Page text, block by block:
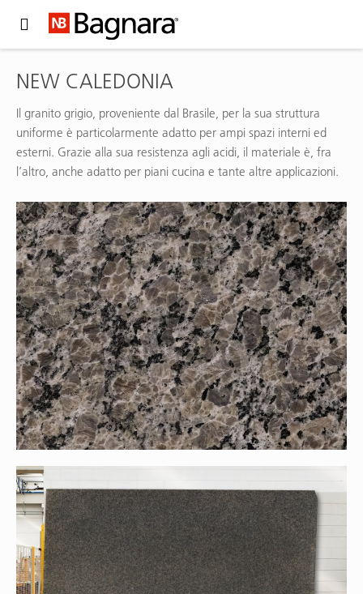
NEW CALEDONIA
Il granito grigio, proveniente dal Brasile, per la sua struttura
uniforme è particolarmente adatto per ampi spazi interni ed
esterni. Grazie alla sua resistenza agli acidi, il materiale è, fra
l’altro, anche adatto per piani cucina e tante altre applicazioni.